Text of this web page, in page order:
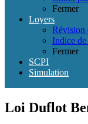
Fermer
Loyers
Révision
Indice
Fermer
SCPI
Simulation
Loi Duflot